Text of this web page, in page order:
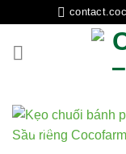
content
- 5%